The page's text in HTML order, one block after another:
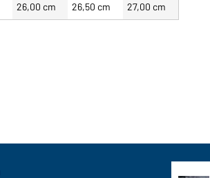
26,00 cm 26,50 cm 27,00 cm